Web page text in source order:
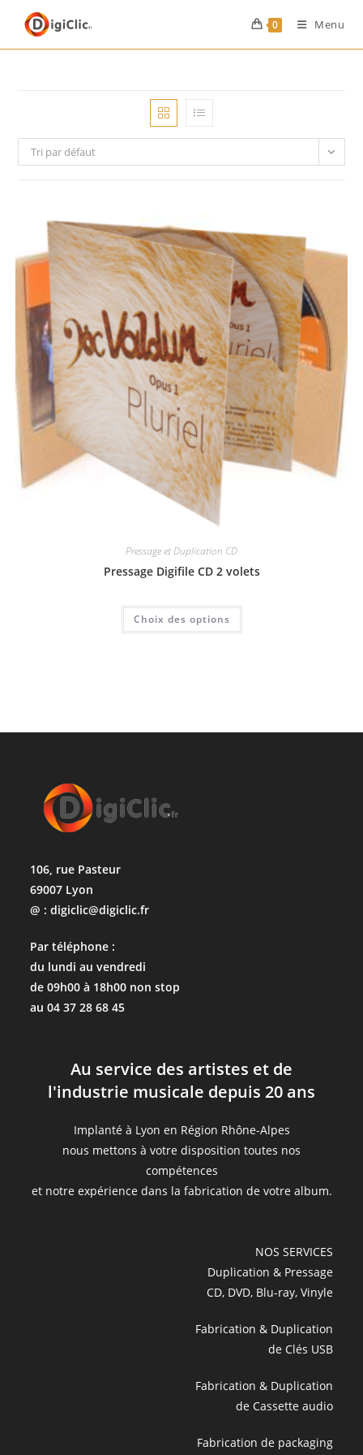
0 Menu
Tri par défaut
Pressage et Duplication CD
Pressage Digifile CD 2 volets
Choix des options
106, rue Pasteur
69007 Lyon
@ : digiclic@digiclic.fr
Par téléphone :
du lundi au vendredi
de 09h00 à 18h00 non stop
au 04 37 28 68 45
Au service des artistes et de
l'industrie musicale depuis 20 ans
Implanté à Lyon en Région Rhône-Alpes
nous mettons à votre disposition toutes nos
compétences
et notre expérience dans la fabrication de votre album.
NOS SERVICES
Duplication & Pressage
CD, DVD, Blu-ray, Vinyle
Fabrication & Duplication
de Clés USB
Fabrication & Duplication
de Cassette audio
Fabrication de packaging